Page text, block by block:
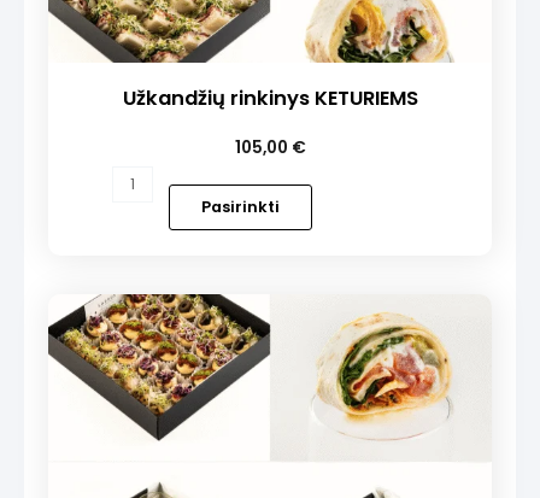
Užkandžių rinkinys KETURIEMS
105,00 €
produkto
Pasirinkti